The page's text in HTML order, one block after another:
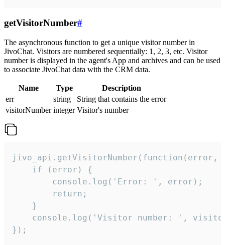
getVisitorNumber#
The asynchronous function to get a unique visitor number in
JivoChat. Visitors are numbered sequentially: 1, 2, 3, etc. Visitor
number is displayed in the agent's App and archives and can be used
to associate JivoChat data with the CRM data.
Name Type
Description
err
string
String that contains the error
visitorNumber integer Visitor's number
jivo_api.getVisitorNumber(function(error,
    if (error) {
        console.log('Error: ', error);
        return;
    }
console.log('Visitor number: ',
});